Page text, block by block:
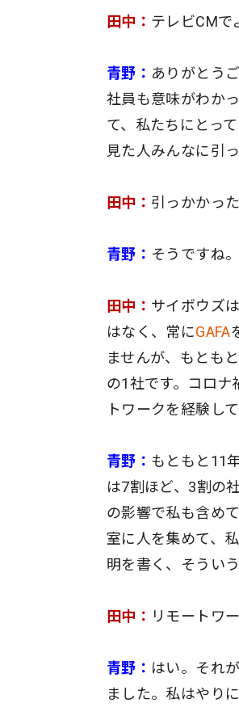
田中： テレビCMで
青野： ありがとう
社員も意味がわか
て、私たちにとっ
見た人みんなに引
田中： 引っかかっ
青野： そうですね
田中： サイボウズ
はなく、常にGAFA
ませんが、もとも
の1社です。コロ
トワークを経験し
青野： もともと11
は7割ほど、3割の
の影響で私も含め
室に人を集めて、
明を書く、そうい
田中： リモートワ
青野： はい。それ
ました。私はやり